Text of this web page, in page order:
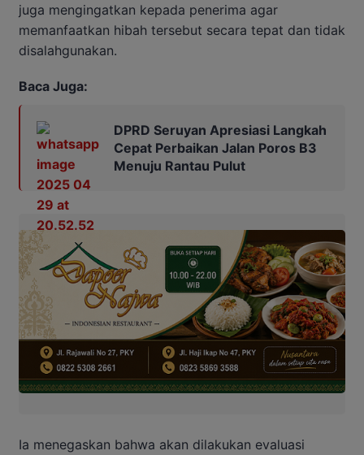
juga mengingatkan kepada penerima agar
memanfaatkan hibah tersebut secara tepat dan tidak
disalahgunakan.
Baca Juga:
DPRD Seruyan Apresiasi Langkah
Cepat Perbaikan Jalan Poros B3
Menuju Rantau Pulut
Ia menegaskan bahwa akan dilakukan evaluasi